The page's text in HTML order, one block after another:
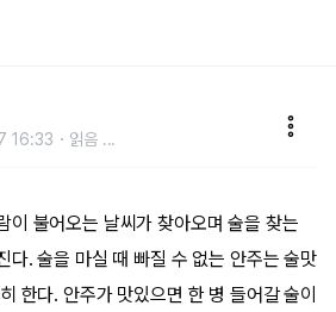
16:33 읽음 ...
이 불어오는 날씨가 찾아오며 술을 찾는
다. 술을 마실 때 빠질 수 없는 안주는 술맛
한다. 안주가 맛있으면 한 병 들어갈 술이